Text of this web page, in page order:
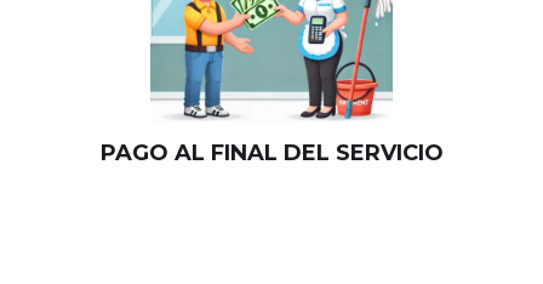
PAGO AL FINAL DEL SERVICIO